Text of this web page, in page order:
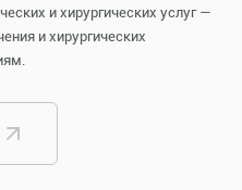
и хирургических услуг —
и хирургических